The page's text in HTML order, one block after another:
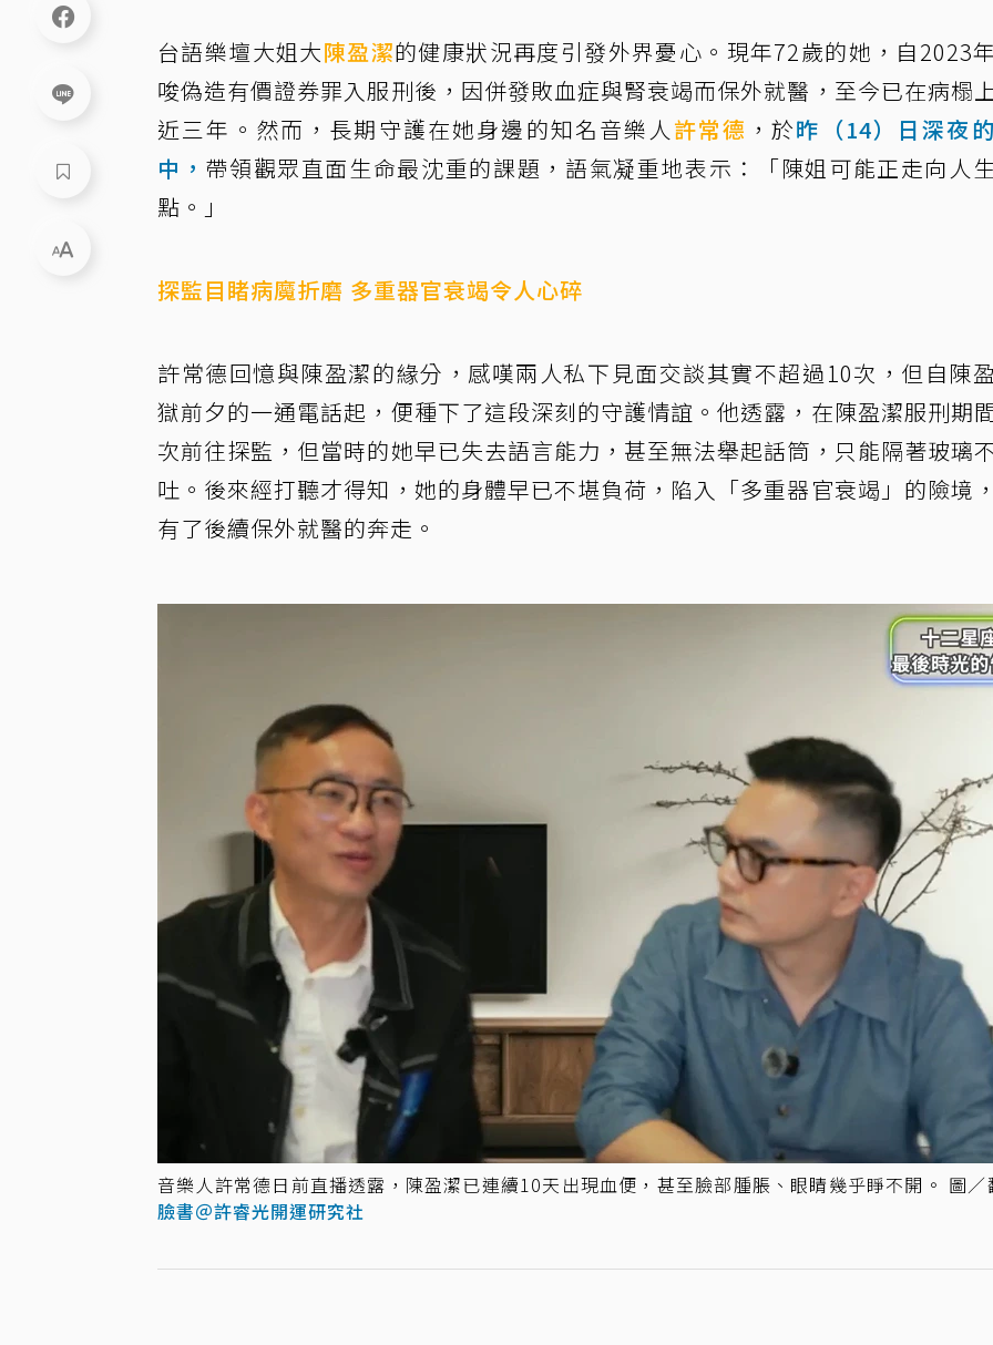
台語樂壇大姐大陳盈潔的健康狀況再度引發外界憂心。現年72歲的她，自2023
唆偽造有價證券罪入服刑後，因併發敗血症與腎衰竭而保外就醫，至今已在病榻
近三年。然而，長期守護在她身邊的知名音樂人許常德 ，於昨（14）日深夜
中， 帶領觀眾直面生命最沈重的課題，語氣凝重地表示：「陳姐可能正走向人
點。」
探監目睹病魔折磨 多重器官衰竭令人心碎
許常德回憶與陳盈潔的緣分，感嘆兩人私下見面交談其實不超過10次，但自陳
獄前夕的一通電話起，便種下了這段深刻的守護情誼。他透露，在陳盈潔服刑期
次前往探監，但當時的她早已失去語言能力，甚至無法舉起話筒，只能隔著玻璃
吐。後來經打聽才得知，她的身體早已不堪負荷，陷入「多重器官衰竭」的險境
有了後續保外就醫的奔走。
音樂人許常德日前直播透露，陳盈潔已連續10天出現血便，甚至臉部腫脹、眼睛幾乎睜不開。 圖／
臉書＠許睿光開運研究社